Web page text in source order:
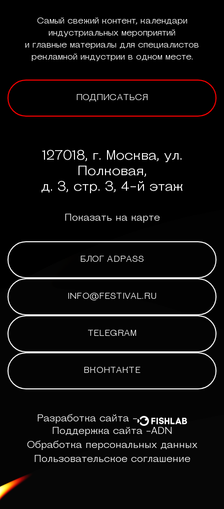
Самый свежий контент, календари
индустриальных мероприятий
и главные материалы для специалистов
рекламной индустрии в одном месте.
ПОДПИСАТЬСЯ
127018, г. Москва, ул.
Полковая,
д. 3, стр. 3, 4-й этаж
Показать на карте
БЛОГ ADPASS
INFO@FESTIVAL.RU
TELEGRAM
ВКОНТАКТЕ
Разработка сайта -
Поддержка сайта -ADN
Обработка персональных данных
Пользовательское соглашение